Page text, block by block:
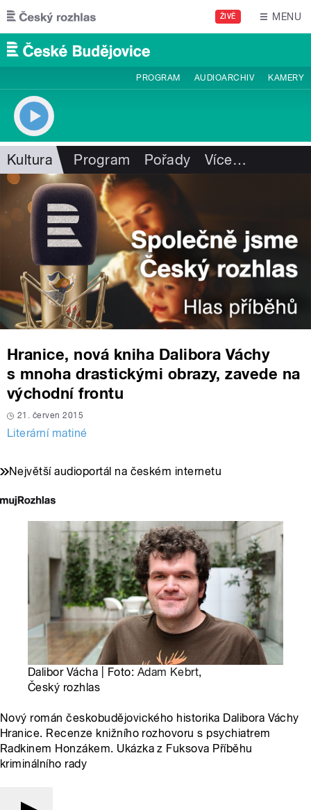
Přejít k hlavnímu obsahu
ŽIVĚ MENU
PROGRAM AUDIOARCHIV KAMERY
Kultura Program Pořady Více…
Hranice, nová kniha Dalibora Váchy
s mnoha drastickými obrazy, zavede na
východní frontu
21. červen 2015
Literární matiné
Největší audioportál na českém internetu
Dalibor Vácha | Foto: Adam Kebrt,
Český rozhlas
Nový román českobudějovického historika Dalibora Váchy
Hranice. Recenze knižního rozhovoru s psychiatrem
Radkinem Honzákem. Ukázka z Fuksova Příběhu
kriminálního rady